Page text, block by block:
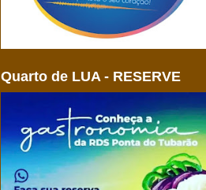
Quarto de LUA - RESERVE